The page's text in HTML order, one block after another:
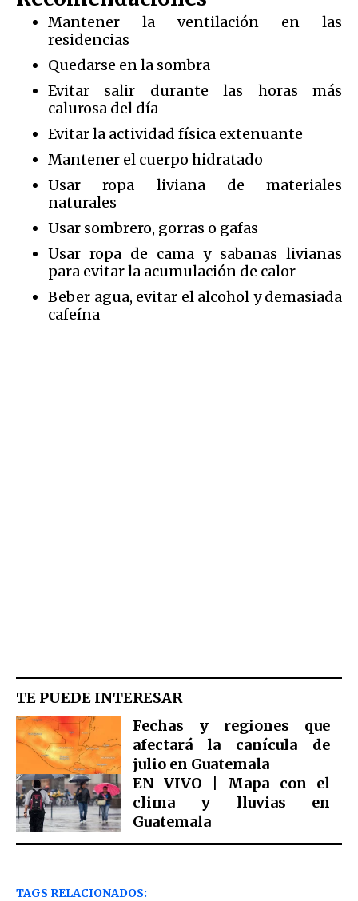
Mantener la ventilación en las
residencias
Quedarse en la sombra
Evitar salir durante las horas más
calurosa del día
Evitar la actividad física extenuante
Mantener el cuerpo hidratado
Usar ropa liviana de materiales
naturales
Usar sombrero, gorras o gafas
Usar ropa de cama y sabanas livianas
para evitar la acumulación de calor
Beber agua, evitar el alcohol y demasiada
cafeína
TE PUEDE INTERESAR
Fechas y regiones que
afectará la canícula de
julio en Guatemala
EN VIVO | Mapa con el
clima y lluvias en
Guatemala
TAGS RELACIONADOS: